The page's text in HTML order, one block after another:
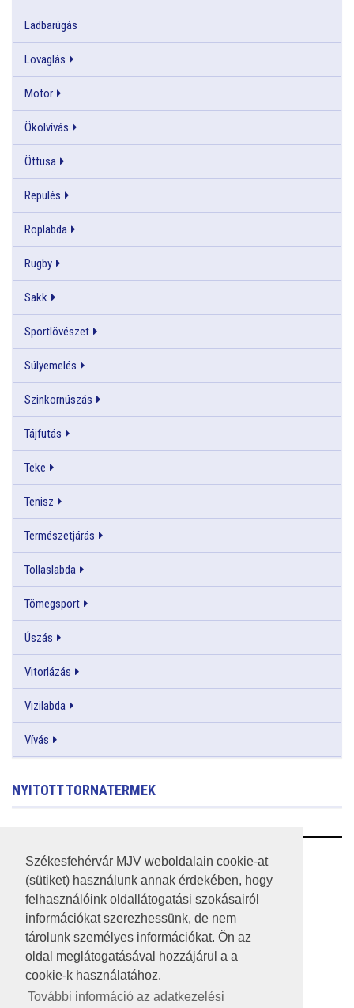
Székesfehérvár MJV weboldalain cookie-at
(sütiket) használunk annak érdekében, hogy
felhasználóink oldallátogatási szokásairól
információkat szerezhessünk, de nem
tárolunk személyes információkat. Ön az
oldal meglátogatásával hozzájárul a a
cookie-k használatához.
További információ az adatkezelési
Ladbarúgás
Lovaglás
Motor
Ökölvívás
Öttusa
Repülés
Röplabda
Rugby
Sakk
Sportlövészet
Súlyemelés
Szinkornúszás
Tájfutás
Teke
Tenisz
Természetjárás
Tollaslabda
Tömegsport
Úszás
Vitorlázás
Vizilabda
Vívás
NYITOTT TORNATERMEK
RSS
A HONLAP 2017.03.31-I ÁLLAPOTA
JOGI NYILATKOZAT
IMPRESSZUM